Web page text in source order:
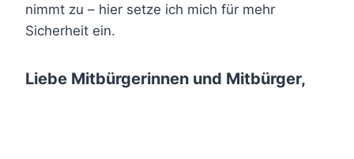
nimmt zu – hier setze ich mich für mehr
Sicherheit ein.
Liebe Mitbürgerinnen und Mitbürger,